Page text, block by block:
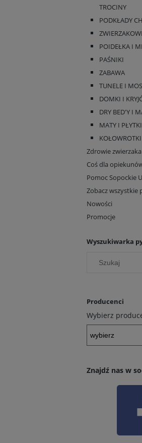
TROCINY
PODKŁADY
POIDEŁKA I
PAŚNIKI
ZABAWA
TUNELE I
DOMKI I
DRY BED'Y I
MATY I
KOŁOWROTKI
Zdrowie zwierzaka
Coś dla
Pomoc Sopockie
Zobacz wszystkie
Nowości
Promocje
Wyszukiwarka
Producenci
Wybierz
Znajdź nas w